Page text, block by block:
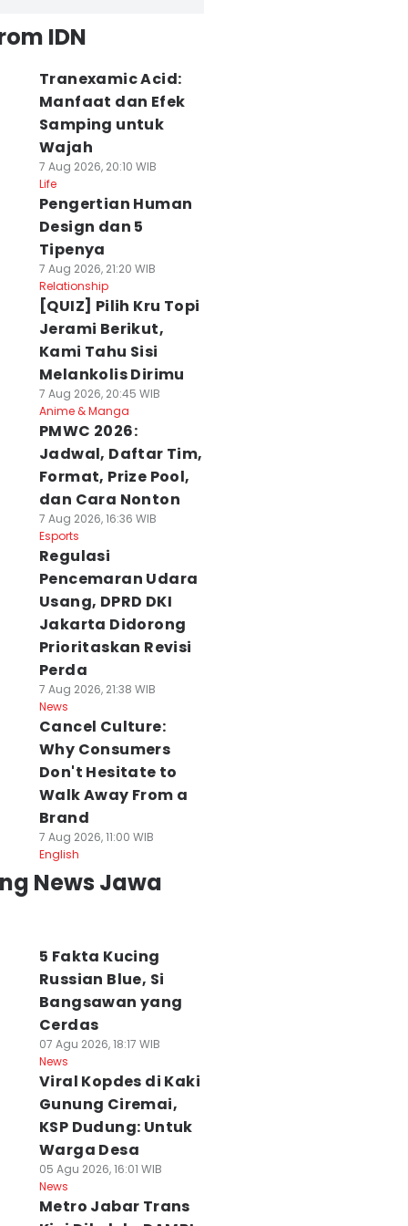
Jabar
bagi Korban
Agu 2026, 16:41 WIB
KDM Siapkan
Knalpot Standar
Gratis bagi Motor
Murah yang Kena
07 Agu 2026, 16:40 WIB
News
IDN
Tranexamic Acid:
Manfaat dan Efek
Samping untuk
Wajah
7 Aug 2026, 20:10 WIB
Life
Pengertian Human
Design dan 5
Tipenya
7 Aug 2026, 21:20 WIB
Relationship
[QUIZ] Pilih Kru Topi
Jerami Berikut,
Kami Tahu Sisi
Melankolis Dirimu
7 Aug 2026, 20:45 WIB
Anime & Manga
PMWC 2026:
Jadwal, Daftar Tim,
Format, Prize Pool,
dan Cara Nonton
7 Aug 2026, 16:36 WIB
Esports
Regulasi
Pencemaran Udara
Usang, DPRD DKI
Jakarta Didorong
Prioritaskan Revisi
Perda
7 Aug 2026, 21:38 WIB
News
Cancel Culture:
Why Consumers
Don't Hesitate to
Walk Away From a
Brand
7 Aug 2026, 11:00 WIB
English
News Jawa
5 Fakta Kucing
Russian Blue, Si
Bangsawan yang
Cerdas
07 Agu 2026, 18:17 WIB
News
Viral Kopdes di Kaki
Gunung Ciremai,
KSP Dudung: Untuk
Warga Desa
05 Agu 2026, 16:01 WIB
News
Metro Jabar Trans